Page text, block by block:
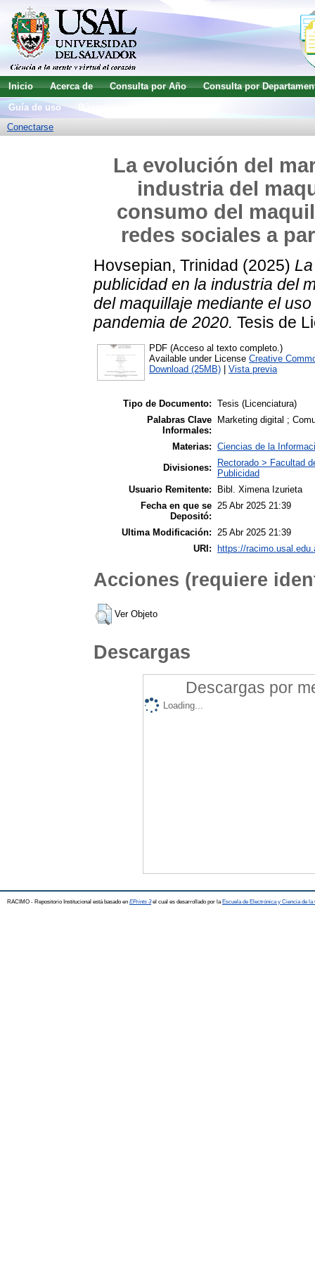
Inicio Acerca de Consulta por Año
Consulta por
Guía de uso
Conectarse
La evolución del
industria del
consumo del
redes sociales a
Hovsepian, Trinidad (2025)
publicidad en la industria del
del maquillaje mediante el
pandemia de 2020. Tesis de
PDF (Acceso al texto completo.)
Available under License Creative
Download (25MB)
Vista previa
Tipo de Documento: Tesis (Licenciatura)
Palabras Clave
Informales:
Marketing digital ;
Materias: Ciencias de la
Divisiones:
Rectorado > Facultad
Publicidad
Usuario Remitente:
Bibl. Ximena Izurieta
Fecha en que se
Depositó:
25 Abr 2025 21:39
Ultima Modificación: 25 Abr 2025 21:39
URI:
https://
Acciones (requiere
Ver Objeto
Descargas
Descargas por
Loading...
RACIMO - Repositorio Institucional está basado en EPrints 3el cual es desarrollado por la Escuela de Electrónica y Ciencia de la